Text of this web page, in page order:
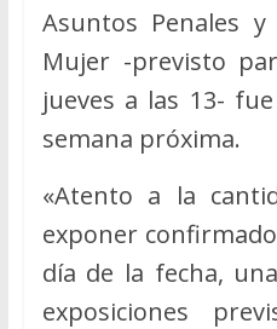
Asuntos Penales
Mujer -previsto
jueves a las 13-
semana próxima.
«Atento a la
exponer
día de la fecha,
exposiciones